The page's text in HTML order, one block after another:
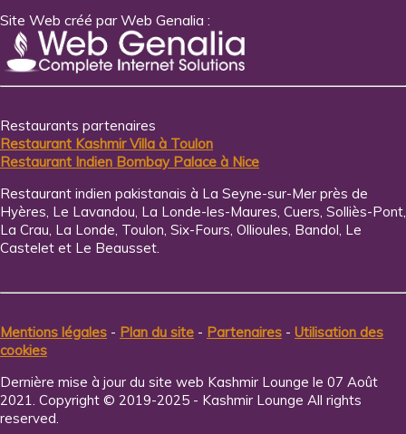
Site Web créé par Web Genalia :
Restaurants partenaires
Restaurant Kashmir Villa à Toulon
Restaurant Indien Bombay Palace à Nice
Restaurant indien pakistanais à La Seyne-sur-Mer près de
Hyères, Le Lavandou, La Londe-les-Maures, Cuers, Solliès-Pont,
La Crau, La Londe, Toulon, Six-Fours, Ollioules, Bandol, Le
Castelet et Le Beausset.
Mentions légales - Plan du site - Partenaires - Utilisation des
cookies
Dernière mise à jour du site web Kashmir Lounge le 07 Août
2021. Copyright © 2019-2025 - Kashmir Lounge All rights
reserved.